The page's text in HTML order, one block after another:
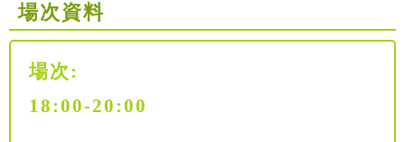
場次資料
場次:
18:00-20:00